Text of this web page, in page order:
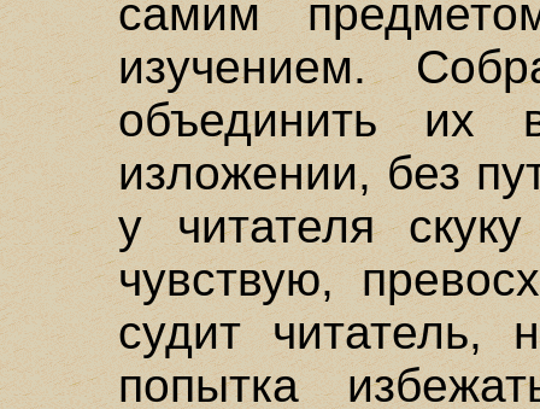
самим
изучением.
объединить их
изложении, без
у читателя
чувствую,
судит читатель,
попытка